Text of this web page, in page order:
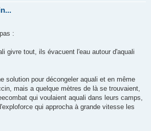
:
givre tout, ils évacuent l'eau autour d'aquali
solution pour décongeler aquali et en même
mais a quelque mètres de là se trouvaient,
qui voulaient aquali dans leurs camps,
qui approcha à grande vitesse les